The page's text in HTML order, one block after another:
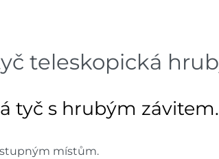
teleskopická
tyč s hrubým závitem.
místům.